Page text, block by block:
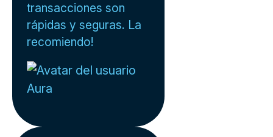
transacciones son
rápidas y seguras. La
recomiendo!
Aura